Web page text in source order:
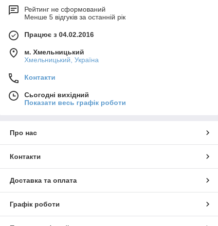
Рейтинг не сформований
Менше 5 відгуків за останній рік
Працює з 04.02.2016
м. Хмельницький
Хмельницький, Україна
Контакти
Сьогодні вихідний
Показати весь графік роботи
Про нас
Контакти
Доставка та оплата
Графік роботи